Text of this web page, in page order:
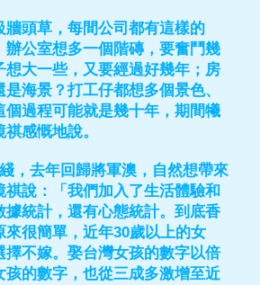
牆頭草，每間公司都有這樣的
辦公室想多一個階磚，要奮鬥幾
想大一些，又要經過好幾年；房
海景？打工仔都想多個景色、
個過程可能就是幾十年，期間犧
感慨地說。
，去年回歸將軍澳，自然想帶來
祺說：「我們加入了生活體驗和
據統計，還有心態統計。到底香
來很簡單，近年30歲以上的女
擇不嫁。娶台灣女孩的數字以倍
孩的數字，也從三成多激增至近